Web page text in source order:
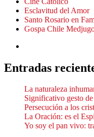
Esclavitud del Amor
Santo Rosario en
Gospa Chile
Entradas
La naturaleza
Significativo gesto
Persecución a los
La Oración: es el
Yo soy el pan vivo: